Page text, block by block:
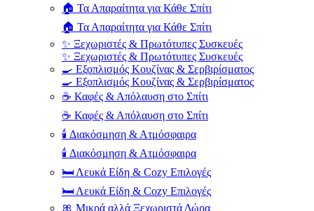
🏠 Τα Απαραίτητα για Κάθε Σπίτι
🏠 Τα Απαραίτητα για Κάθε Σπίτι
✨ Ξεχωριστές & Πρωτότυπες Συσκευές
✨ Ξεχωριστές & Πρωτότυπες Συσκευές
🍳 Εξοπλισμός Κουζίνας & Σερβιρίσματος
🍳 Εξοπλισμός Κουζίνας & Σερβιρίσματος
☕ Καφές & Απόλαυση στο Σπίτι
☕ Καφές & Απόλαυση στο Σπίτι
🕯️ Διακόσμηση & Ατμόσφαιρα
🕯️ Διακόσμηση & Ατμόσφαιρα
🛏️ Λευκά Είδη & Cozy Επιλογές
🛏️ Λευκά Είδη & Cozy Επιλογές
🎀 Μικρά αλλά Ξεχωριστά Δώρα